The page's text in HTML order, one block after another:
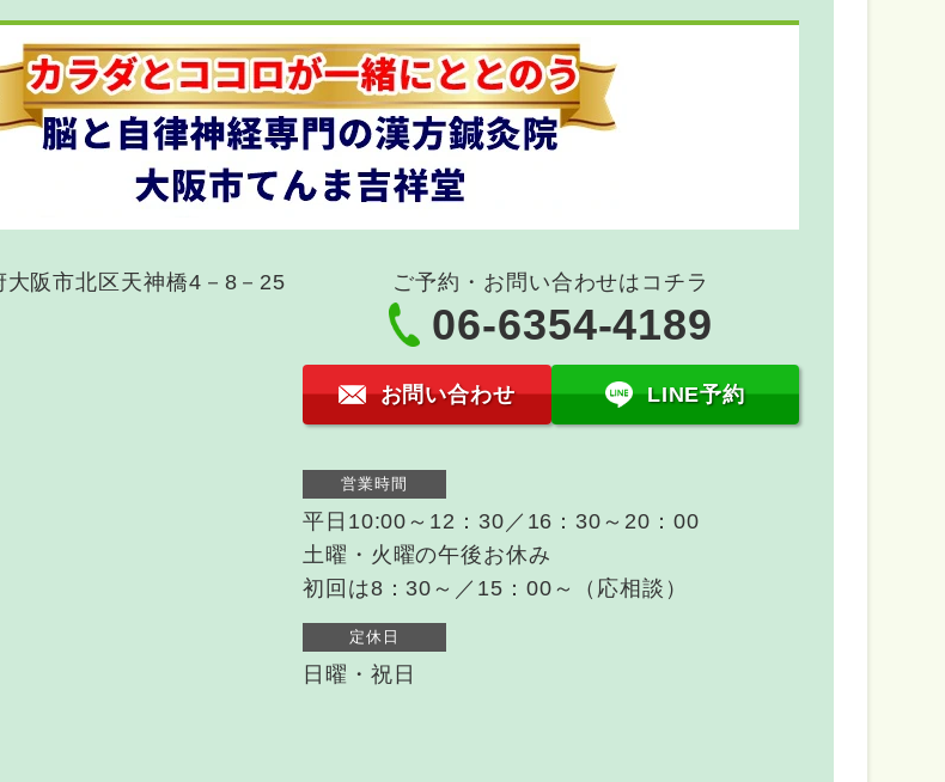
ご予約・お問い合わせはコチラ
06-6354-4189
お問い合わせ LINE予約
営業時間
平日10:00～12：30／16：30～20：00
土曜・火曜の午後お休み
初回は8：30～／15：00～（応相談）
定休日
日曜・祝日
大阪市北区天神橋4－8－25